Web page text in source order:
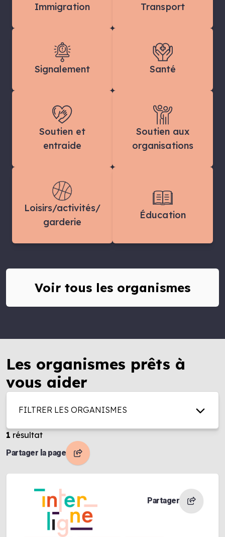
Immigration Transport
Signalement Santé
Soutien et
entraide
Soutien aux
organisations
Loisirs/activités/
garderie
Éducation
Voir tous les organismes
Les organismes prêts à
vous aider
FILTRER LES ORGANISMES
1 résultat
Partager la page
Partager